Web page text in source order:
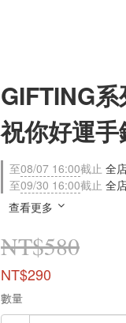
GIFTING
祝你好運
至08/07 16:00截止 全
至09/30 16:00截止 全
查看更多
NT$580
NT$290
數量